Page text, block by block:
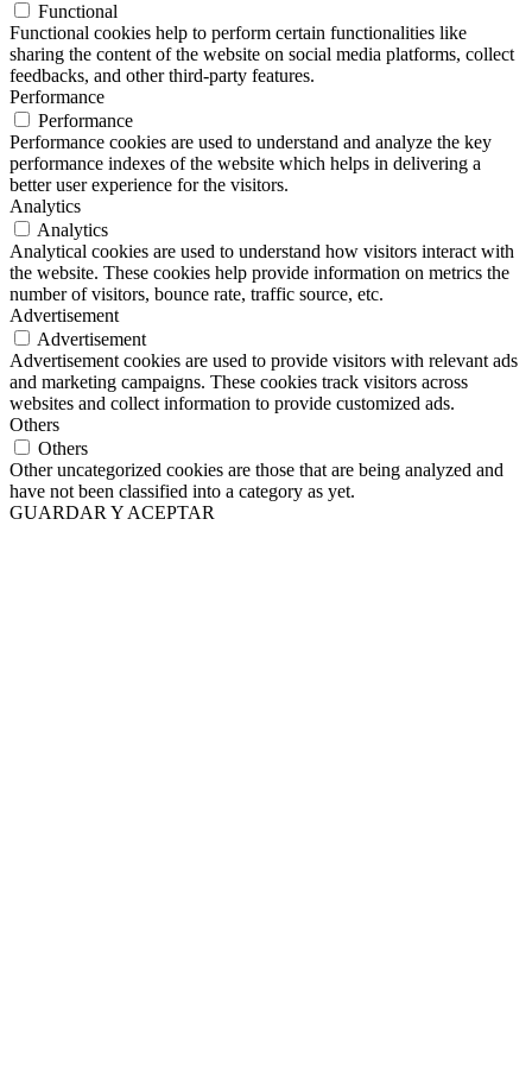
Functional
Functional cookies help to perform certain functionalities like
sharing the content of the website on social media platforms, collect
feedbacks, and other third-party features.
Performance
Performance
Performance cookies are used to understand and analyze the key
performance indexes of the website which helps in delivering a
better user experience for the visitors.
Analytics
Analytics
Analytical cookies are used to understand how visitors interact with
the website. These cookies help provide information on metrics the
number of visitors, bounce rate, traffic source, etc.
Advertisement
Advertisement
Advertisement cookies are used to provide visitors with relevant ads
and marketing campaigns. These cookies track visitors across
websites and collect information to provide customized ads.
Others
Others
Other uncategorized cookies are those that are being analyzed and
have not been classified into a category as yet.
GUARDAR Y ACEPTAR